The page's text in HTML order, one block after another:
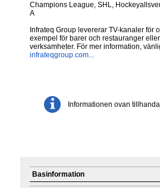
Champions League, SHL,
A
Infrateq Group levererar TV-kanaler för
exempel för barer och restauranger
verksamheter. För mer information,
infrateqgroup.com...
Informationen ovan
Basinformation